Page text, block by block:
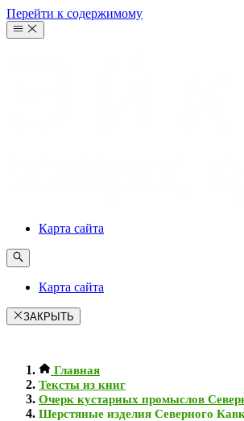
Перейти к содержимому
Карта сайта
Карта сайта
ЗАКРЫТЬ
Главная
Тексты из книг
Очерк кустарных промыслов
Шерстяные изделия Северного